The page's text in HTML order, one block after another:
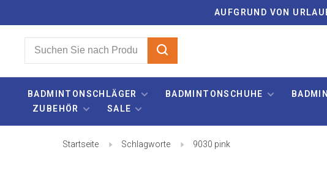
AUFGRUND VON
BADMINTONSCHLÄGER BADMINTONSCHUHE
ZUBEHÖR
SALE
Startseite Schlagworte 9030 pink